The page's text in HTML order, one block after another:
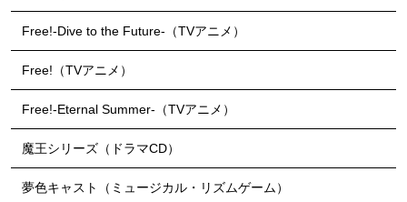
Free!-Dive to the Future-（TVアニメ）
Free!（TVアニメ）
Free!-Eternal Summer-（TVアニメ）
魔王シリーズ（ドラマCD）
夢色キャスト（ミュージカル・リズムゲーム）